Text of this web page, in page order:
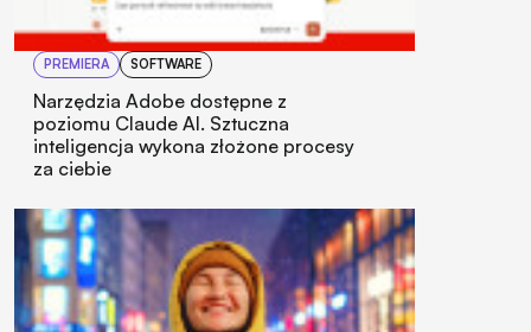
PREMIERA SOFTWARE
Narzędzia Adobe dostępne z
poziomu Claude AI. Sztuczna
inteligencja wykona złożone procesy
za ciebie